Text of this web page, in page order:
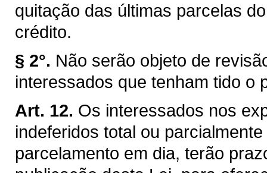
quitação das últimas parcelas
crédito.
§ 2°. Não serão objeto de
interessados que tenham tido o
Art. 12. Os interessados nos
indeferidos total ou
parcelamento em dia, terão